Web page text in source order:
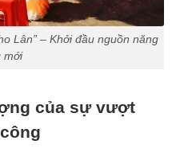
Lân” – Khởi đầu nguồn năng
mới
của sự vượt